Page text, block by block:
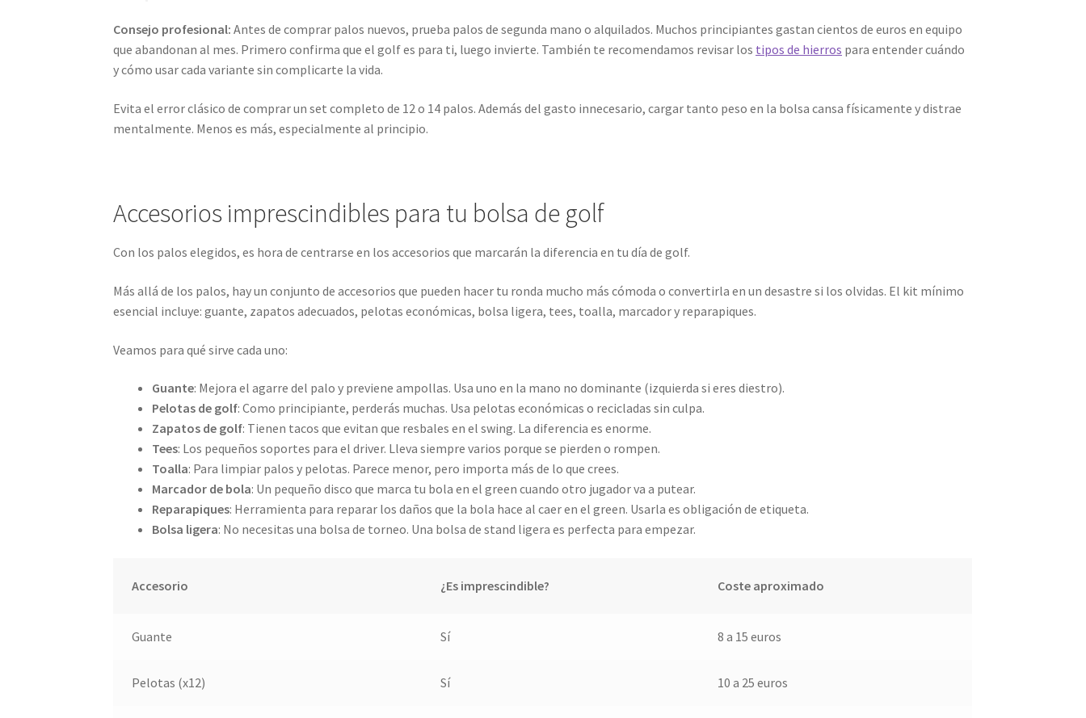
Consejo profesional: Antes de comprar palos nuevos, prueba palos de segunda mano o alquilados. Muchos principiantes gastan cientos de euros en equipo
que abandonan al mes. Primero confirma que el golf es para ti, luego invierte. También te recomendamos revisar los tipos de hierros para entender cuándo
y cómo usar cada variante sin complicarte la vida.
Evita el error clásico de comprar un set completo de 12 o 14 palos. Además del gasto innecesario, cargar tanto peso en la bolsa cansa físicamente y distrae
mentalmente. Menos es más, especialmente al principio.
Accesorios imprescindibles para tu bolsa de golf
Con los palos elegidos, es hora de centrarse en los accesorios que marcarán la diferencia en tu día de golf.
Más allá de los palos, hay un conjunto de accesorios que pueden hacer tu ronda mucho más cómoda o convertirla en un desastre si los olvidas. El kit mínimo
esencial incluye: guante, zapatos adecuados, pelotas económicas, bolsa ligera, tees, toalla, marcador y reparapiques.
Veamos para qué sirve cada uno:
Guante: Mejora el agarre del palo y previene ampollas. Usa uno en la mano no dominante (izquierda si eres diestro).
Pelotas de golf: Como principiante, perderás muchas. Usa pelotas económicas o recicladas sin culpa.
Zapatos de golf: Tienen tacos que evitan que resbales en el swing. La diferencia es enorme.
Tees: Los pequeños soportes para el driver. Lleva siempre varios porque se pierden o rompen.
Toalla: Para limpiar palos y pelotas. Parece menor, pero importa más de lo que crees.
Marcador de bola: Un pequeño disco que marca tu bola en el green cuando otro jugador va a putear.
Reparapiques: Herramienta para reparar los daños que la bola hace al caer en el green. Usarla es obligación de etiqueta.
Bolsa ligera: No necesitas una bolsa de torneo. Una bolsa de stand ligera es perfecta para empezar.
Accesorio ¿Es imprescindible? Coste aproximado
Guante Sí 8 a 15 euros
Pelotas (x12) Sí 10 a 25 euros